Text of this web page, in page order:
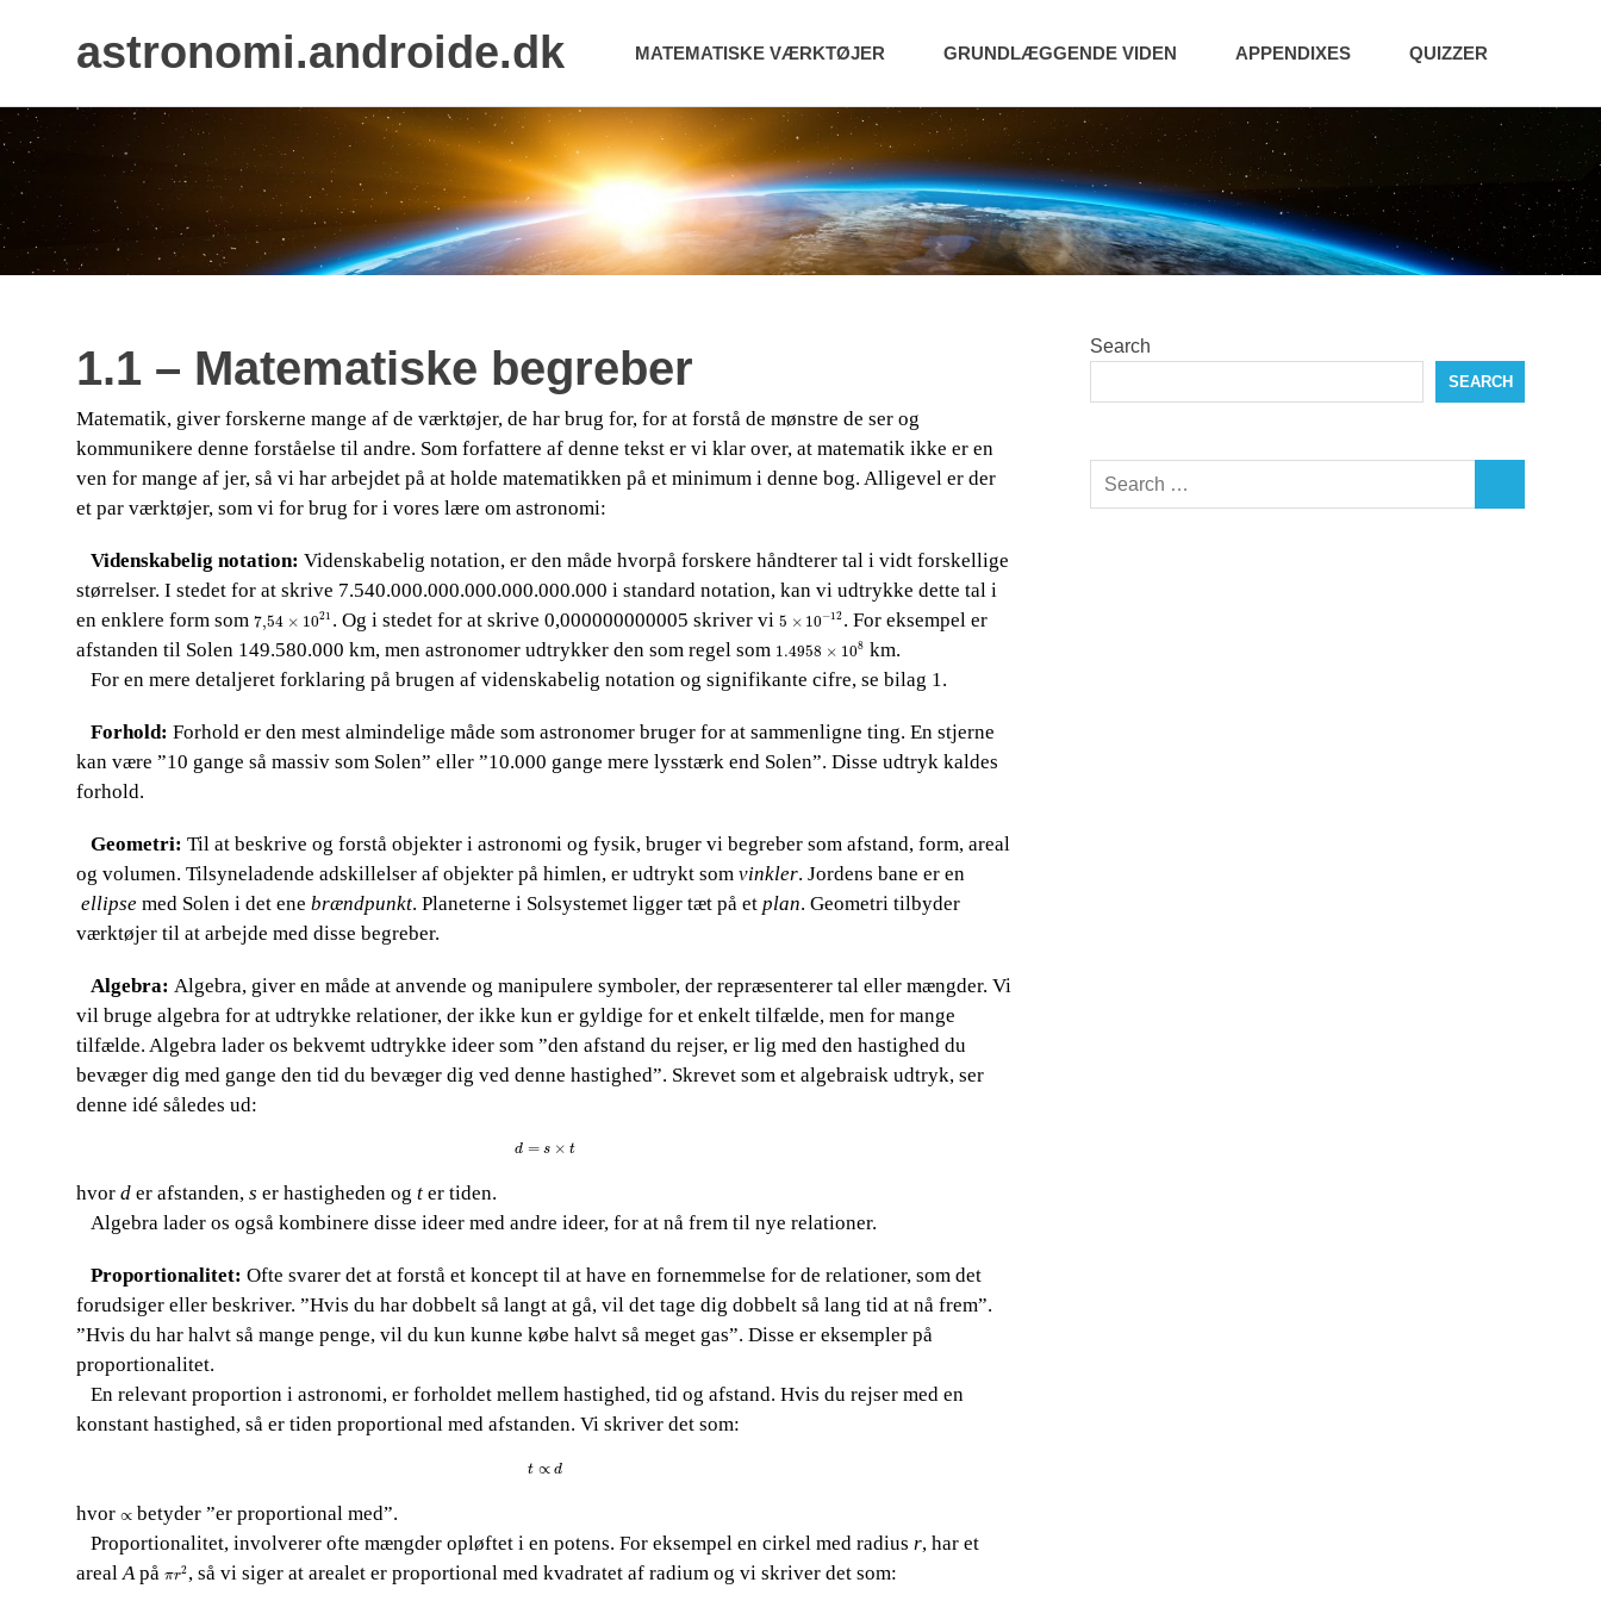
Skip
to
content
astronomi.androide.dk MATEMATISKE VÆRKTØJER GRUNDLÆGGENDE VIDEN APPENDIXES QUIZZER
1.1 – Matematiske begreber
Matematik, giver forskerne mange af de værktøjer, de har brug for, for at forstå de mønstre de ser og
kommunikere denne forståelse til andre. Som forfattere af denne tekst er vi klar over, at matematik ikke er en
ven for mange af jer, så vi har arbejdet på at holde matematikken på et minimum i denne bog. Alligevel er der
et par værktøjer, som vi for brug for i vores lære om astronomi:
​​ ​​​​ Videnskabelig notation: ​​ Videnskabelig notation, ​​ er den måde hvorpå forskere håndterer tal i vidt forskellige
størrelser. I stedet for at skrive 7.540.000.000.000.000.000.000 i standard notation, kan vi udtrykke dette tal i
en enklere form som​​ 7,54 × 1021
7,54 10 21 . Og i stedet for at skrive 0,000000000005 skriver vi​​ 5 × 10−12
5 10 -12 . For​​eksempel er
afstanden til Solen 149.580.000 km, men astronomer udtrykker den som regel som​​ 1.4958 × 108
1.4958 10 8 ​​ km.
For en mere detaljeret forklaring på brugen af videnskabelig notation og signifikante cifre, se bilag 1.
​​ ​​​​ Forhold: ​​ Forhold er den mest almindelige måde som astronomer bruger for at sammenligne ting. En stjerne
kan være ”10 gange så massiv som Solen” eller ”10.000 gange mere lysstærk end Solen”. Disse udtryk kaldes
forhold.
​​ ​​​​ Geometri: ​​ Til at beskrive og forstå objekter i astronomi og fysik, bruger vi begreber som afstand, form, areal
og volumen. Tilsyneladende adskillelser af objekter på himlen, er udtrykt som​​ vinkler. Jordens bane er en​​
ellipse ​​ med Solen i det ene​​ brændpunkt. Planeterne i Solsystemet ligger tæt på et​​ plan. Geometri tilbyder
værktøjer til​​ at arbejde med disse begreber.
​​ ​​​​ Algebra: ​​ Algebra, giver en måde at anvende og manipulere symboler, der repræsenterer tal eller mængder. Vi
vil bruge algebra for at udtrykke relationer, der ikke kun er gyldige for et enkelt tilfælde, men for mange
tilfælde. Algebra lader os bekvemt udtrykke ideer som ”den afstand du rejser, er lig med den hastighed du
bevæger dig med gange den tid du bevæger dig ved denne hastighed”. Skrevet som et algebraisk udtryk, ser
denne idé således ud:
d = s × t
d= t
hvor​​ d ​​ er afstanden,​​ s ​​ er​​ hastigheden og​​ t ​​ er tiden.
Algebra lader os også kombinere disse ideer med andre ideer, for at nå frem til nye relationer.
​​ ​​​​ Proportionalitet: ​​ Ofte svarer det at forstå et koncept til at have en fornemmelse for de relationer, som det
forudsiger eller​​ beskriver. ”Hvis du har dobbelt så langt at gå, vil det tage dig dobbelt så lang tid at nå frem”.
”Hvis du har halvt så mange penge, vil du kun kunne købe halvt så meget gas”. Disse er eksempler på
proportionalitet.
En relevant proportion i astronomi, er forholdet mellem hastighed, tid og afstand. Hvis du rejser med en
konstant hastighed, så er tiden proportional med afstanden. Vi skriver det som:
t ∝ d
t∝d
hvor​​ ∝
∝ ​​ betyder ”er proportional med”.
​​ ​​​​ Proportionalitet, involverer ofte mængder opløftet i en potens.​​ For eksempel en cirkel med radius​​ r, har et
areal​​A​​ på​​ πr2
2 , så vi siger at arealet er proportional med kvadratet af radium og vi skriver det som:
Search
SEARCH
Search